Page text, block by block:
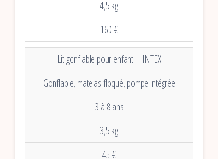
4,5 kg
160 €
Lit gonflable pour enfant – INTEX
Gonflable, matelas floqué, pompe intégrée
3 à 8 ans
3,5 kg
45 €